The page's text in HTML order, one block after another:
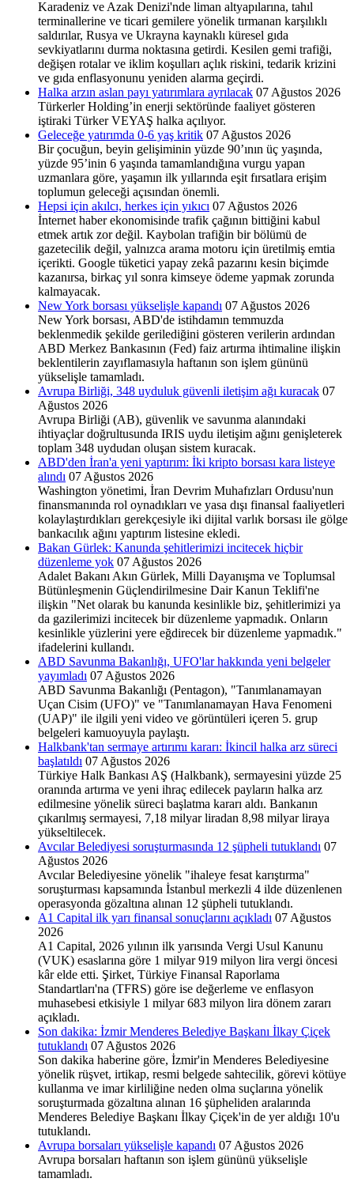
Karadeniz ve Azak Denizi'nde liman altyapılarına, tahıl
terminallerine ve ticari gemilere yönelik tırmanan karşılıklı
saldırılar, Rusya ve Ukrayna kaynaklı küresel gıda
sevkiyatlarını durma noktasına getirdi. Kesilen gemi trafiği,
değişen rotalar ve iklim koşulları açlık riskini, tedarik krizini
ve gıda enflasyonunu yeniden alarma geçirdi.
Halka arzın aslan payı yatırımlara ayrılacak 07 Ağustos 2026
Türkerler Holding’in enerji sektöründe faaliyet göste­ren
iştiraki Türker VEYAŞ halka açılıyor.
Geleceğe yatırımda 0-6 yaş kritik 07 Ağustos 2026
Bir çocuğun, beyin gelişiminin yüzde 90’ının üç yaşında,
yüzde 95’inin 6 yaşında tamamlandığına vurgu yapan
uzmanlara göre, yaşamın ilk yıllarında eşit fırsatlara erişim
toplumun geleceği açısından önemli.
Hepsi için akılcı, herkes için yıkıcı 07 Ağustos 2026
İnternet haber ekonomisinde trafik çağının bittiğini kabul
etmek artık zor değil. Kaybolan trafiğin bir bölümü de
gazetecilik değil, yalnızca arama motoru için üretilmiş emtia
içerikti. Google tüketici yapay zekâ pazarını kesin biçimde
kazanırsa, birkaç yıl sonra kimseye ödeme yapmak zorunda
kalmayacak.
New York borsası yükselişle kapandı 07 Ağustos 2026
New York borsası, ABD'de istihdamın temmuzda
beklenmedik şekilde gerilediğini gösteren verilerin ardından
ABD Merkez Bankasının (Fed) faiz artırma ihtimaline ilişkin
beklentilerin zayıflamasıyla haftanın son işlem gününü
yükselişle tamamladı.
Avrupa Birliği, 348 uyduluk güvenli iletişim ağı kuracak 07
Ağustos 2026
Avrupa Birliği (AB), güvenlik ve savunma alanındaki
ihtiyaçlar doğrultusunda IRIS uydu iletişim ağını genişleterek
toplam 348 uydudan oluşan sistem kuracak.
ABD'den İran'a yeni yaptırım: İki kripto borsası kara listeye
alındı 07 Ağustos 2026
Washington yönetimi, İran Devrim Muhafızları Ordusu'nun
finansmanında rol oynadıkları ve yasa dışı finansal faaliyetleri
kolaylaştırdıkları gerekçesiyle iki dijital varlık borsası ile gölge
bankacılık ağını yaptırım listesine ekledi.
Bakan Gürlek: Kanunda şehitlerimizi incitecek hiçbir
düzenleme yok 07 Ağustos 2026
Adalet Bakanı Akın Gürlek, Milli Dayanışma ve Toplumsal
Bütünleşmenin Güçlendirilmesine Dair Kanun Teklifi'ne
ilişkin "Net olarak bu kanunda kesinlikle biz, şehitlerimizi ya
da gazilerimizi incitecek bir düzenleme yapmadık. Onların
kesinlikle yüzlerini yere eğdirecek bir düzenleme yapmadık."
ifadelerini kullandı.
ABD Savunma Bakanlığı, UFO'lar hakkında yeni belgeler
yayımladı 07 Ağustos 2026
ABD Savunma Bakanlığı (Pentagon), "Tanımlanamayan
Uçan Cisim (UFO)" ve "Tanımlanamayan Hava Fenomeni
(UAP)" ile ilgili yeni video ve görüntüleri içeren 5. grup
belgeleri kamuoyuyla paylaştı.
Halkbank'tan sermaye artırımı kararı: İkincil halka arz süreci
başlatıldı 07 Ağustos 2026
Türkiye Halk Bankası AŞ (Halkbank), sermayesini yüzde 25
oranında artırma ve yeni ihraç edilecek payların halka arz
edilmesine yönelik süreci başlatma kararı aldı. Bankanın
çıkarılmış sermayesi, 7,18 milyar liradan 8,98 milyar liraya
yükseltilecek.
Avcılar Belediyesi soruşturmasında 12 şüpheli tutuklandı 07
Ağustos 2026
Avcılar Belediyesine yönelik "ihaleye fesat karıştırma"
soruşturması kapsamında İstanbul merkezli 4 ilde düzenlenen
operasyonda gözaltına alınan 12 şüpheli tutuklandı.
A1 Capital ilk yarı finansal sonuçlarını açıkladı 07 Ağustos
2026
A1 Capital, 2026 yılının ilk yarısında Vergi Usul Kanunu
(VUK) esaslarına göre 1 milyar 919 milyon lira vergi öncesi
kâr elde etti. Şirket, Türkiye Finansal Raporlama
Standartları'na (TFRS) göre ise değerleme ve enflasyon
muhasebesi etkisiyle 1 milyar 683 milyon lira dönem zararı
açıkladı.
Son dakika: İzmir Menderes Belediye Başkanı İlkay Çiçek
tutuklandı 07 Ağustos 2026
Son dakika haberine göre, İzmir'in Menderes Belediyesine
yönelik rüşvet, irtikap, resmi belgede sahtecilik, görevi kötüye
kullanma ve imar kirliliğine neden olma suçlarına yönelik
soruşturmada gözaltına alınan 16 şüpheliden aralarında
Menderes Belediye Başkanı İlkay Çiçek'in de yer aldığı 10'u
tutuklandı.
Avrupa borsaları yükselişle kapandı 07 Ağustos 2026
Avrupa borsaları haftanın son işlem gününü yükselişle
tamamladı.